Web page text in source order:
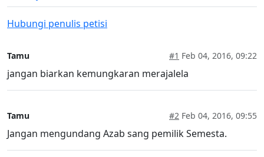
Hubungi penulis petisi
Tamu #1 Feb 04, 2016, 09:22
jangan biarkan kemungkaran merajalela
Tamu #2 Feb 04, 2016, 09:55
Jangan mengundang Azab sang pemilik Semesta.